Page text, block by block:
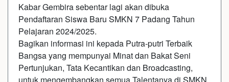
Kabar Gembira sebentar lagi akan dibuka
Pendaftaran Siswa Baru SMKN 7 Padang Tahun
Pelajaran 2024/2025.
Bagikan informasi ini kepada Putra-putri Terbaik
Bangsa yang mempunyai Minat dan Bakat Seni
Pertunjukan, Tata Kecantikan dan Broadcasting,
untuk mengembangkan semua Talentanya di SMKN